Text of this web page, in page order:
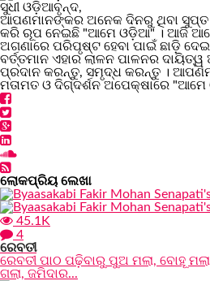
ସୁଧୀ ଓଡ଼ିଆବୃନ୍ଦ,
ଆପଣମାନଙ୍କର ଅନେକ ଦିନରୁ ଥିବା ସୁପ୍ତ
କରି ରୂପ ନେଇଛି "ଆମେ ଓଡ଼ିଆ" । ଆଜି
ଅଗଣାରେ ପରିପୃଷ୍ଟ ହେବା ପାଇଁ ଛାଡ଼ି
ବର୍ତ୍ତମାନ ଏହାର ଲାଳନ ପାଳନର
ପ୍ରଦାନ କରନ୍ତୁ, ସମୃଦ୍ଧ କରନ୍ତୁ ।
ମତାମତ ଓ ଦିଗ୍ଦର୍ଶନ ଅପେକ୍ଷାରେ
ଲୋକପ୍ରିୟ ଲେଖା
45.1K
4
ରେବତୀ
ରେବତୀ ପାଠ ପଢ଼ିବାରୁ ପୁଅ ମଲା, ବୋହୂ
ଗଲା, ଜମିଦାର...